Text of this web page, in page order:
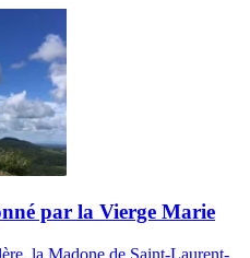
par la Vierge Marie